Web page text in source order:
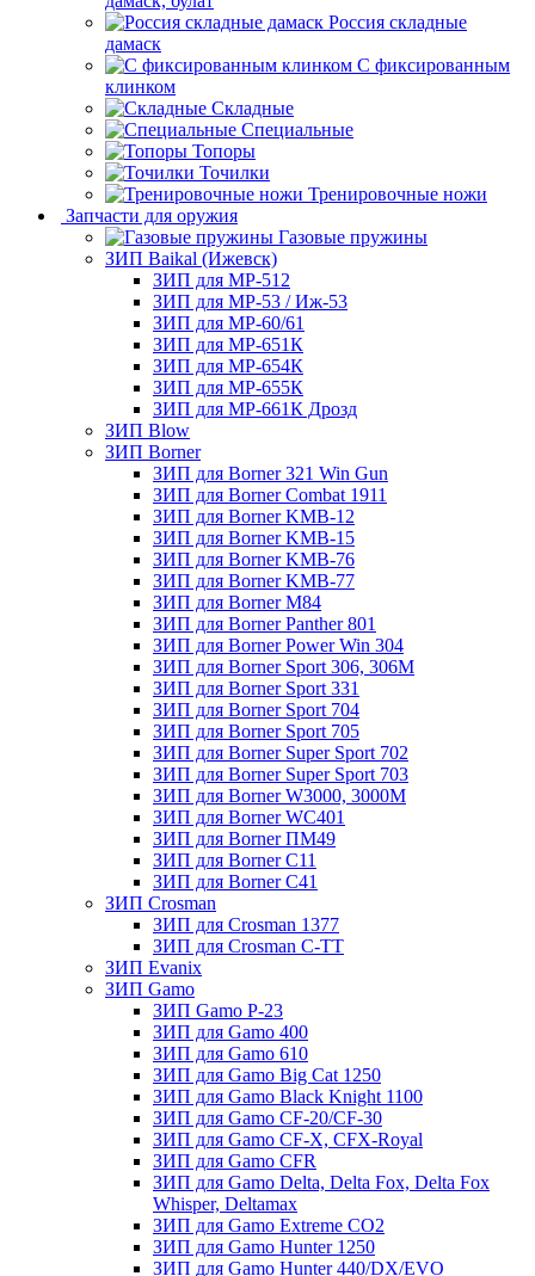
Россия складные
дамаск
С фиксированным
клинком
Складные
Специальные
Топоры
Точилки
Тренировочные ножи
Запчасти для оружия
Газовые пружины
ЗИП Baikal (Ижевск)
ЗИП для МР-512
ЗИП для МР-53 / Иж-53
ЗИП для МР-60/61
ЗИП для МР-651К
ЗИП для МР-654К
ЗИП для МР-655К
ЗИП для МР-661К Дрозд
ЗИП Blow
ЗИП Borner
ЗИП для Borner 321 Win Gun
ЗИП для Borner Combat 1911
ЗИП для Borner KMB-12
ЗИП для Borner KMB-15
ЗИП для Borner KMB-76
ЗИП для Borner KMB-77
ЗИП для Borner M84
ЗИП для Borner Panther 801
ЗИП для Borner Power Win 304
ЗИП для Borner Sport 306, 306M
ЗИП для Borner Sport 331
ЗИП для Borner Sport 704
ЗИП для Borner Sport 705
ЗИП для Borner Super Sport 702
ЗИП для Borner Super Sport 703
ЗИП для Borner W3000, 3000М
ЗИП для Borner WC401
ЗИП для Borner ПМ49
ЗИП для Borner С11
ЗИП для Borner С41
ЗИП Crosman
ЗИП для Crosman 1377
ЗИП для Crosman C-TT
ЗИП Evanix
ЗИП Gamo
ЗИП Gamo P-23
ЗИП для Gamo 400
ЗИП для Gamo 610
ЗИП для Gamo Big Cat 1250
ЗИП для Gamo Black Knight 1100
ЗИП для Gamo CF-20/CF-30
ЗИП для Gamo CF-X, CFX-Royal
ЗИП для Gamo CFR
ЗИП для Gamo Delta, Delta Fox, Delta Fox
Whisper, Deltamax
ЗИП для Gamo Extreme CO2
ЗИП для Gamo Hunter 1250
ЗИП для Gamo Hunter 440/DX/EVO